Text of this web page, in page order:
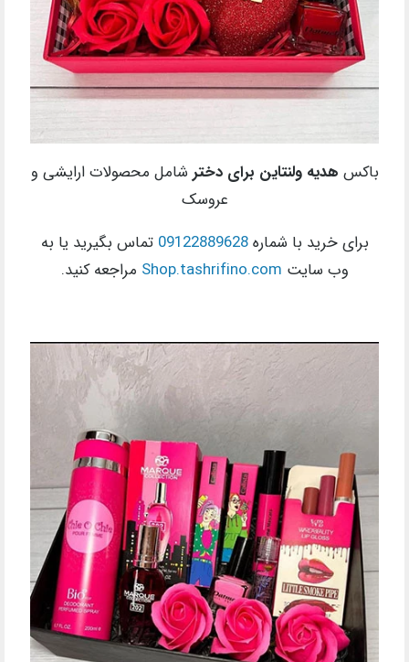
باکس هدیه ولنتاین برای دختر شامل محصولات ارایشی و
عروسک
برای خرید با شماره09122889628 تماس بگیرید یا به
وب سایت Shop.tashrifino.com مراجعه کنید.